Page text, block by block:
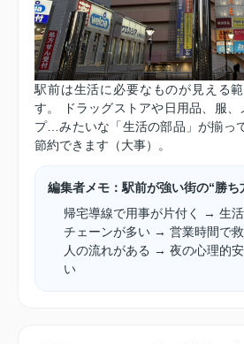
駅前は生活に必要なものが見える
す。 ドラッグストアや日用品、服、
プ…みたいな「生活の部品」が揃っ
節約できます（大事）。
編集者メモ：駅前が強い街の“勝ち
帰宅導線で用事が片付く → 生
チェーンが多い → 営業時間で
人の流れがある → 夜の心理的
い